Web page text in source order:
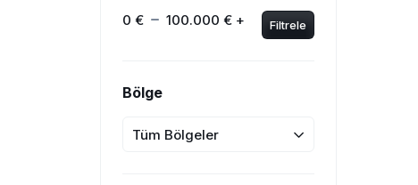
0 € 100.000 € + Filtrele
Bölge
Tüm Bölgeler